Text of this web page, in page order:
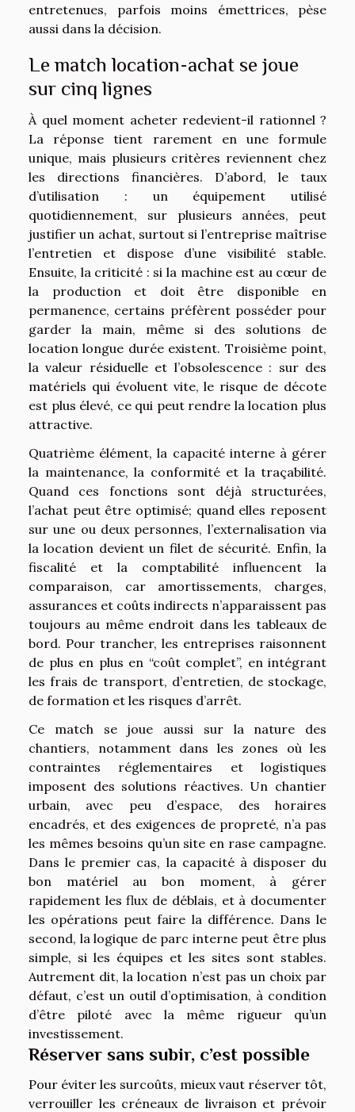
entretenues, parfois moins émettrices, pèse
aussi dans la décision.
Le match location-achat se joue
sur cinq lignes
À quel moment acheter redevient-il rationnel ?
La réponse tient rarement en une formule
unique, mais plusieurs critères reviennent chez
les directions financières. D’abord, le taux
d’utilisation : un équipement utilisé
quotidiennement, sur plusieurs années, peut
justifier un achat, surtout si l’entreprise maîtrise
l’entretien et dispose d’une visibilité stable.
Ensuite, la criticité : si la machine est au cœur de
la production et doit être disponible en
permanence, certains préfèrent posséder pour
garder la main, même si des solutions de
location longue durée existent. Troisième point,
la valeur résiduelle et l’obsolescence : sur des
matériels qui évoluent vite, le risque de décote
est plus élevé, ce qui peut rendre la location plus
attractive.
Quatrième élément, la capacité interne à gérer
la maintenance, la conformité et la traçabilité.
Quand ces fonctions sont déjà structurées,
l’achat peut être optimisé; quand elles reposent
sur une ou deux personnes, l’externalisation via
la location devient un filet de sécurité. Enfin, la
fiscalité et la comptabilité influencent la
comparaison, car amortissements, charges,
assurances et coûts indirects n’apparaissent pas
toujours au même endroit dans les tableaux de
bord. Pour trancher, les entreprises raisonnent
de plus en plus en “coût complet”, en intégrant
les frais de transport, d’entretien, de stockage,
de formation et les risques d’arrêt.
Ce match se joue aussi sur la nature des
chantiers, notamment dans les zones où les
contraintes réglementaires et logistiques
imposent des solutions réactives. Un chantier
urbain, avec peu d’espace, des horaires
encadrés, et des exigences de propreté, n’a pas
les mêmes besoins qu’un site en rase campagne.
Dans le premier cas, la capacité à disposer du
bon matériel au bon moment, à gérer
rapidement les flux de déblais, et à documenter
les opérations peut faire la différence. Dans le
second, la logique de parc interne peut être plus
simple, si les équipes et les sites sont stables.
Autrement dit, la location n’est pas un choix par
défaut, c’est un outil d’optimisation, à condition
d’être piloté avec la même rigueur qu’un
investissement.
Réserver sans subir, c’est possible
Pour éviter les surcoûts, mieux vaut réserver tôt,
verrouiller les créneaux de livraison et prévoir